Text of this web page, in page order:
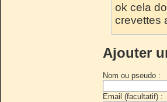
ok cela
crevettes
Ajouter
Nom ou pseudo :
Email (facultatif) :